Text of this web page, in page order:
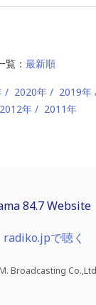
覧： 最新順
2020年 2019年
2012年 2011年
84.7 Website
radiko.jpで聴く
Broadcasting